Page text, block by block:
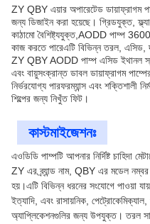
ZY QBY এয়ার অপারেটেড ডায়াফ্রাগম
জন্য ডিজাইন করা হয়েছে। গ্রিডযুক্ত,
কাঠামো বৈশিষ্ট্যযুক্ত,AODD পাম্প
কাজ করতে পারেএটি বিভিন্ন তরল, এসিড,
ZY QBY AODD পাম্প এসিড ইথানল
এবং বায়ুসংক্রান্ত ডাবল ডায়াফ্রাগম
নির্ভরযোগ্য পারফরম্যান্স এবং
শিল্পের জন্য নিখুঁত ফিট।
কাস্টমাইজেশনঃ
এওডিডি পাম্পটি আপনার নির্দিষ্ট চাহিদা
ZY এর ব্র্যান্ড নাম, QBY এর মডেল
হয়।এটি বিভিন্ন ধরনের সংযোগে পাওয়া
ইত্যাদি, এবং রাসায়নিক,
অ্যাপ্লিকেশনগুলির জন্য উপযুক্ত। তরল